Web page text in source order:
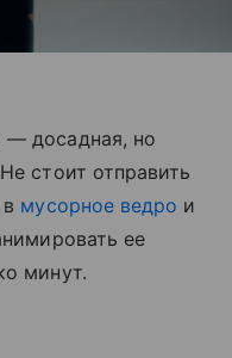
— досадная, но
стоит отправить
мусорное ведро и
ее
минут.